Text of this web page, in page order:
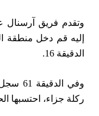
وتقدم فريق آرسنال
إليه قم دخل منطقة
الدقيقة 16.
وفي
ركلة جزاء، احتسبها